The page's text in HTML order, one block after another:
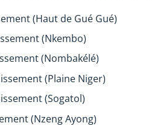
(Haut de Gué Gué)
(Nkembo)
(Nombakélé)
(Plaine Niger)
(Sogatol)
(Nzeng Ayong)